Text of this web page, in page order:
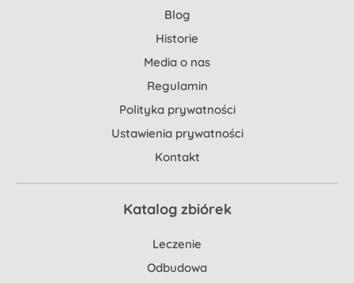
Blog
Historie
Media o nas
Regulamin
Polityka prywatności
Ustawienia prywatności
Kontakt
Katalog zbiórek
Leczenie
Odbudowa